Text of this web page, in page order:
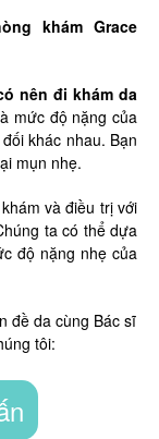
khám Grace
nên đi khám da
mức độ nặng của
khác nhau. Bạn
mụn nhẹ.
và điều trị với
ta có thể dựa
độ nặng nhẹ của
đề da cùng Bác sĩ
tôi: